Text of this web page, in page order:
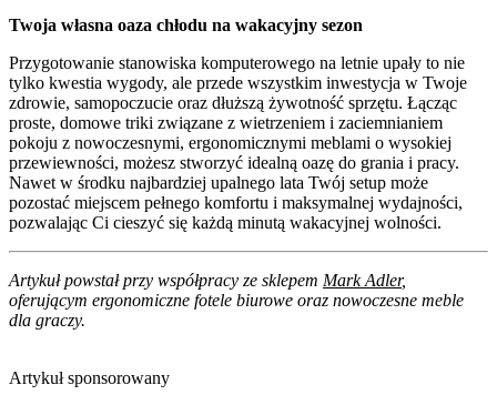
Twoja własna oaza chłodu na wakacyjny sezon
Przygotowanie stanowiska komputerowego na letnie upały to nie
tylko kwestia wygody, ale przede wszystkim inwestycja w Twoje
zdrowie, samopoczucie oraz dłuższą żywotność sprzętu. Łącząc
proste, domowe triki związane z wietrzeniem i zaciemnianiem
pokoju z nowoczesnymi, ergonomicznymi meblami o wysokiej
przewiewności, możesz stworzyć idealną oazę do grania i pracy.
Nawet w środku najbardziej upalnego lata Twój setup może
pozostać miejscem pełnego komfortu i maksymalnej wydajności,
pozwalając Ci cieszyć się każdą minutą wakacyjnej wolności.
Artykuł powstał przy współpracy ze sklepem Mark Adler,
oferującym ergonomiczne fotele biurowe oraz nowoczesne meble
dla graczy.
Artykuł sponsorowany